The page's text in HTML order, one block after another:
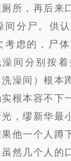
所，再后来
间分尸。供
考虑的，尸
间分别按
澡间）根本
根本容不下
，缪新华最
他一个人蹲
然几个人的